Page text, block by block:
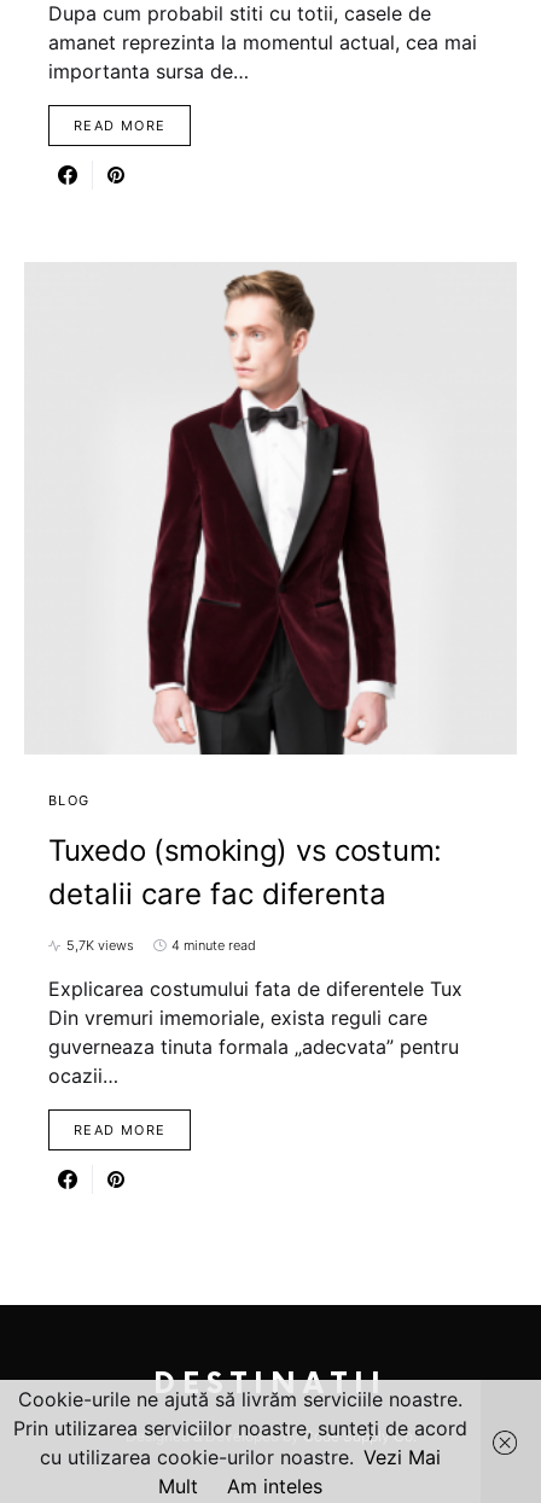
Dupa cum probabil stiti cu totii, casele de
amanet reprezinta la momentul actual, cea mai
importanta sursa de…
READ MORE
BLOG
Tuxedo (smoking) vs costum:
detalii care fac diferenta
5,7K views 4 minute read
Explicarea costumului fata de diferentele Tux
Din vremuri imemoriale, exista reguli care
guverneaza tinuta formala „adecvata” pentru
ocazii…
READ MORE
DESTINATII
Designed & Developed byCode Supply Co.
Cookie-urile ne ajută să livrăm serviciile noastre.
Prin utilizarea serviciilor noastre, sunteți de acord
cu utilizarea cookie-urilor noastre. Vezi Mai
Mult
Am inteles